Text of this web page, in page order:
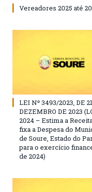
Vereadores 2025 até
LEI Nº 3493/2023, DE
DEZEMBRO DE 2023
2024 – Estima a
fixa a Despesa do
de Soure, Estado do
para o exercício
de 2024)